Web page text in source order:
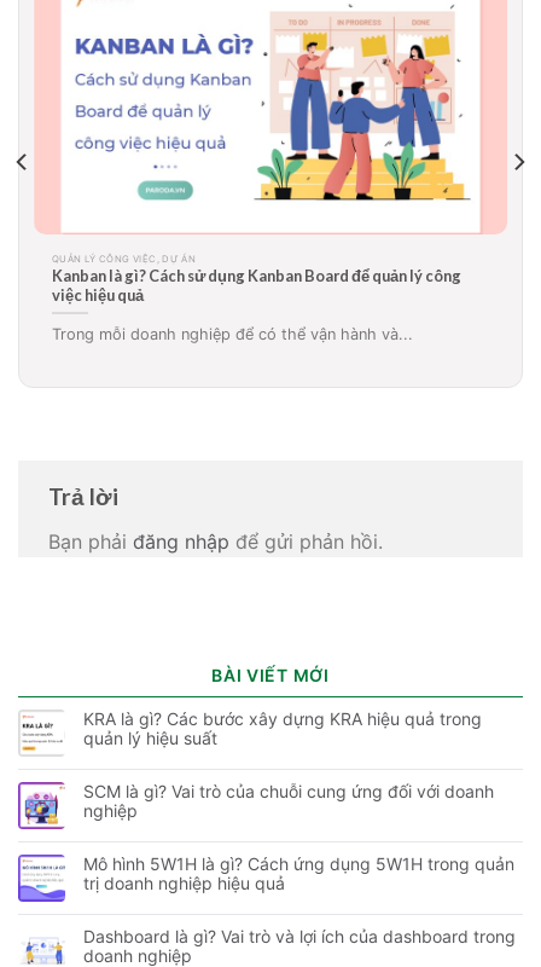
QUẢN LÝ CÔNG VIỆC, DỰ ÁN
Sơ đồ Gantt là gì? Ứng dụng biểu đồ gantt trong quản lý
án, công việc hiệu quả
Sơ đồ Gantt là gì? Tại sao rất nhiều doanh...
Trả lời
Bạn phải đăng nhập để gửi phản hồi.
BÀI VIẾT MỚI
KRA là gì? Các bước xây dựng KRA hiệu quả trong
quản lý hiệu suất
SCM là gì? Vai trò của chuỗi cung ứng đối với doanh
nghiệp
Mô hình 5W1H là gì? Cách ứng dụng 5W1H trong quản
trị doanh nghiệp hiệu quả
Dashboard là gì? Vai trò và lợi ích của dashboard trong
doanh nghiệp